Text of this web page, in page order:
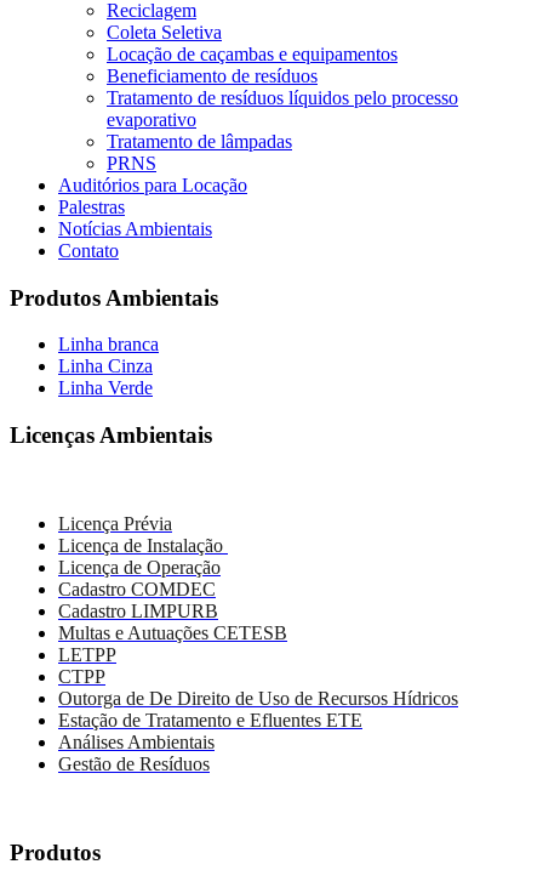
Reciclagem
Coleta Seletiva
Locação de caçambas e equipamentos
Beneficiamento de resíduos
Tratamento de resíduos líquidos pelo processo
evaporativo
Tratamento de lâmpadas
PRNS
Auditórios para Locação
Palestras
Notícias Ambientais
Contato
Produtos Ambientais
Linha branca
Linha Cinza
Linha Verde
Licenças Ambientais
Licença Prévia
Licença de Instalação
Licença de Operação
Cadastro COMDEC
Cadastro LIMPURB
Multas e Autuações CETESB
LETPP
CTPP
Outorga de De Direito de Uso de Recursos Hídricos
Estação de Tratamento e Efluentes ETE
Análises Ambientais
Gestão de Resíduos
Produtos